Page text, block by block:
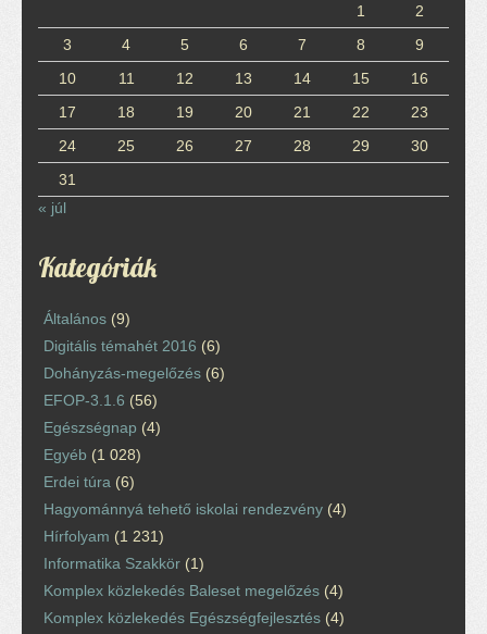
1
2
3
4 5 6 7 8
9
10
11 12 13 14 15
16
17
18 19 20 21 22
23
24
25 26 27 28 29
30
31
« júl
Kategóriák
Általános (9)
Digitális témahét 2016 (6)
Dohányzás-megelőzés (6)
EFOP-3.1.6 (56)
Egészségnap (4)
Egyéb (1 028)
Erdei túra (6)
Hagyománnyá tehető iskolai rendezvény (4)
Hírfolyam (1 231)
Informatika Szakkör (1)
Komplex közlekedés Baleset megelőzés (4)
Komplex közlekedés Egészségfejlesztés (4)